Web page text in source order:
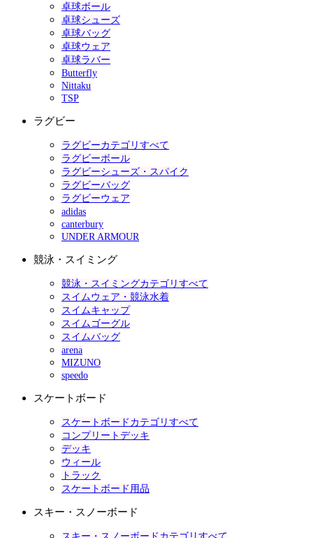
卓球ボール
卓球シューズ
卓球バッグ
卓球ウェア
卓球ラバー
Butterfly
Nittaku
TSP
ラグビー
ラグビーカテゴリすべて
ラグビーボール
ラグビーシューズ・スパイク
ラグビーバッグ
ラグビーウェア
adidas
canterbury
UNDER ARMOUR
競泳・スイミング
競泳・スイミングカテゴリすべて
スイムウェア・競泳水着
スイムキャップ
スイムゴーグル
スイムバッグ
arena
MIZUNO
speedo
スケートボード
スケートボードカテゴリすべて
コンプリートデッキ
デッキ
ウィール
トラック
スケートボード用品
スキー・スノーボード